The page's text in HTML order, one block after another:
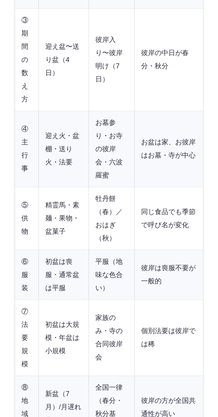
③
期
間
の
数
え
方
迎え盆〜送
り盆（4
日）
彼岸入
り〜彼岸
明け（7
日）
彼岸の中日が春
分・秋分
④
主
行
事
迎え火・盆
棚・送り
火・法要
お墓参
り・お寺
の彼岸
会・六波
羅蜜
お盆は家、お彼岸
はお墓・寺が中心
⑤
供
物
精霊馬・素
麺・果物・
盆菓子
牡丹餅
（春）／
おはぎ
（秋）
同じ食品でも季節
で呼び名が変化
⑥
服
装
初盆は喪
服・通常盆
は平服
平服（地
味な色合
い）
彼岸は喪服不要が
一般的
⑦
法
要
規
模
初盆は大規
模・年盆は
小規模
家族の
み・寺の
合同彼岸
会
個別法要は彼岸で
は稀
⑧
地
域
新盆（7
月）/月遅れ
全国一律
（春分・
秋分基
彼岸の方が全国共
通性が高い